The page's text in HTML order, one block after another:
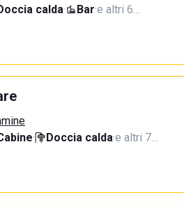
calda· Bar·e altri 6…
· Doccia calda·e altri 7…